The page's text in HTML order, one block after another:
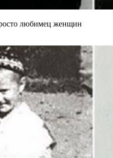
любимец женщин